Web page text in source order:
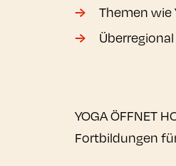
Themen wie
YOGA ÖFFNET
Fortbildungen